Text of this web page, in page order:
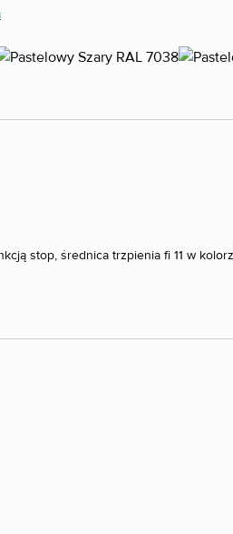
stop, średnica trzpienia fi 11 w